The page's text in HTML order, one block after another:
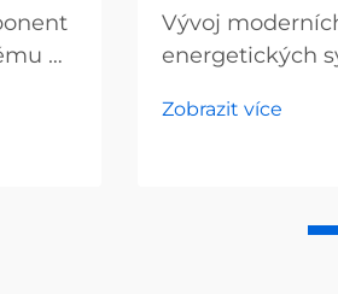
V
Vývoj
energetických
více než sto let,
Zobrazit více